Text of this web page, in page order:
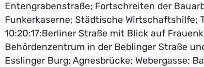
Entengrabenstraße; Fortschreiten der
Funkerkaserne; Städtische Wirtschaftshilfe;
10:20:17:Berliner Straße mit Blick auf
Behördenzentrum in der Beblinger Straße
Esslinger Burg; Agnesbrücke; Webergasse;